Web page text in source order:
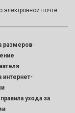
почте.
размеров
интернет-
ухода за